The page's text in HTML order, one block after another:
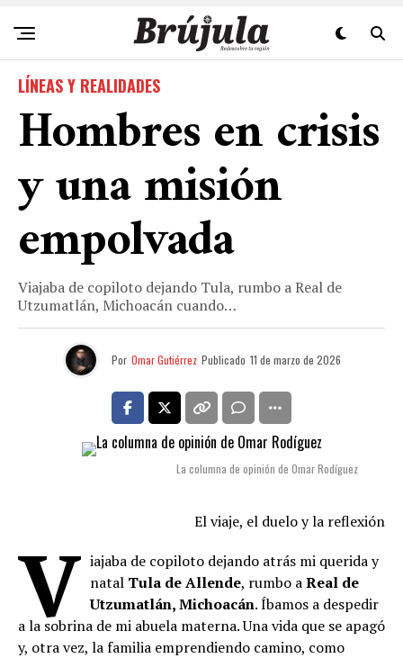
LÍNEAS Y REALIDADES
Hombres en crisis
y una misión
empolvada
Viajaba de copiloto dejando Tula, rumbo a Real de
Utzumatlán, Michoacán cuando…
Por Omar Gutiérrez Publicado 11 de marzo de 2026
La columna de opinión de Omar Rodíguez
El viaje, el duelo y la reflexión
V iajaba de copiloto dejando atrás mi querida y
natal Tula de Allende, rumbo aReal de
Utzumatlán, Michoacán. Íbamos a despedir
a la sobrina de mi abuela materna. Una vida que se apagó
y, otra vez, la familia emprendiendo camino, como